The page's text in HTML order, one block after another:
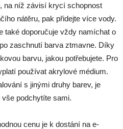
na níž závisí krycí schopnost
nátěru, pak přidejte více vody.
také doporučuje vždy namíchat o
zaschnutí barva ztmavne. Díky
barvu, jakou potřebujete. Pro
používat akrylové médium.
s jinými druhy barev, je
podchytíte sami.
cenu je k dostání na e-